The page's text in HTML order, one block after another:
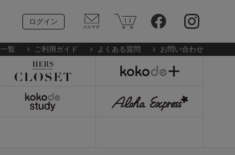
ログイン
覧 ご利用ガイド よくある質問 お問い合わせ